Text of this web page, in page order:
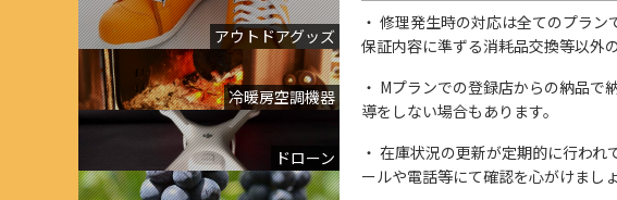
アウトドアグッズ
冷暖房空調機器
ドローン
修理発生時の対応は全てのプラン
保証内容に準ずる消耗品交換等以外
Mプランでの登録店からの納品で
導をしない場合もあります。
在庫状況の更新が定期的に行われ
ールや電話等にて確認を心がけましょ